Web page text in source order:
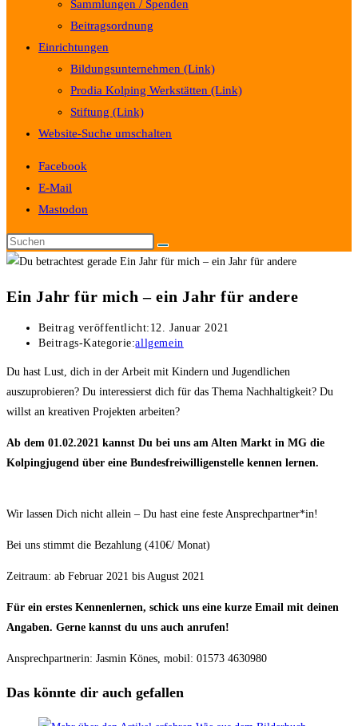
Sammlungen / Spenden
Beitragsordnung
Einrichtungen
Bildungsunternehmen (Link)
Prodia Kolping Werkstätten (Link)
Stiftung (Link)
Website-Suche umschalten
Facebook
E-Mail
Mastodon
Ein Jahr für mich – ein Jahr für andere
Beitrag veröffentlicht: 12. Januar 2021
Beitrags-Kategorie:allgemein
Du hast Lust, dich in der Arbeit mit Kindern und Jugendlichen
auszuprobieren? Du interessierst dich für das Thema Nachhaltigkeit? Du
willst an kreativen Projekten arbeiten?
Ab dem 01.02.2021 kannst Du bei uns am Alten Markt in MG die
Kolpingjugend über eine Bundesfreiwilligenstelle kennen lernen.
Wir lassen Dich nicht allein – Du hast eine feste Ansprechpartner*in!
Bei uns stimmt die Bezahlung (410€/ Monat)
Zeitraum: ab Februar 2021 bis August 2021
Für ein erstes Kennenlernen, schick uns eine kurze Email mit deinen
Angaben. Gerne kannst du uns auch anrufen!
Ansprechpartnerin: Jasmin Könes, mobil: 01573 4630980
Das könnte dir auch gefallen